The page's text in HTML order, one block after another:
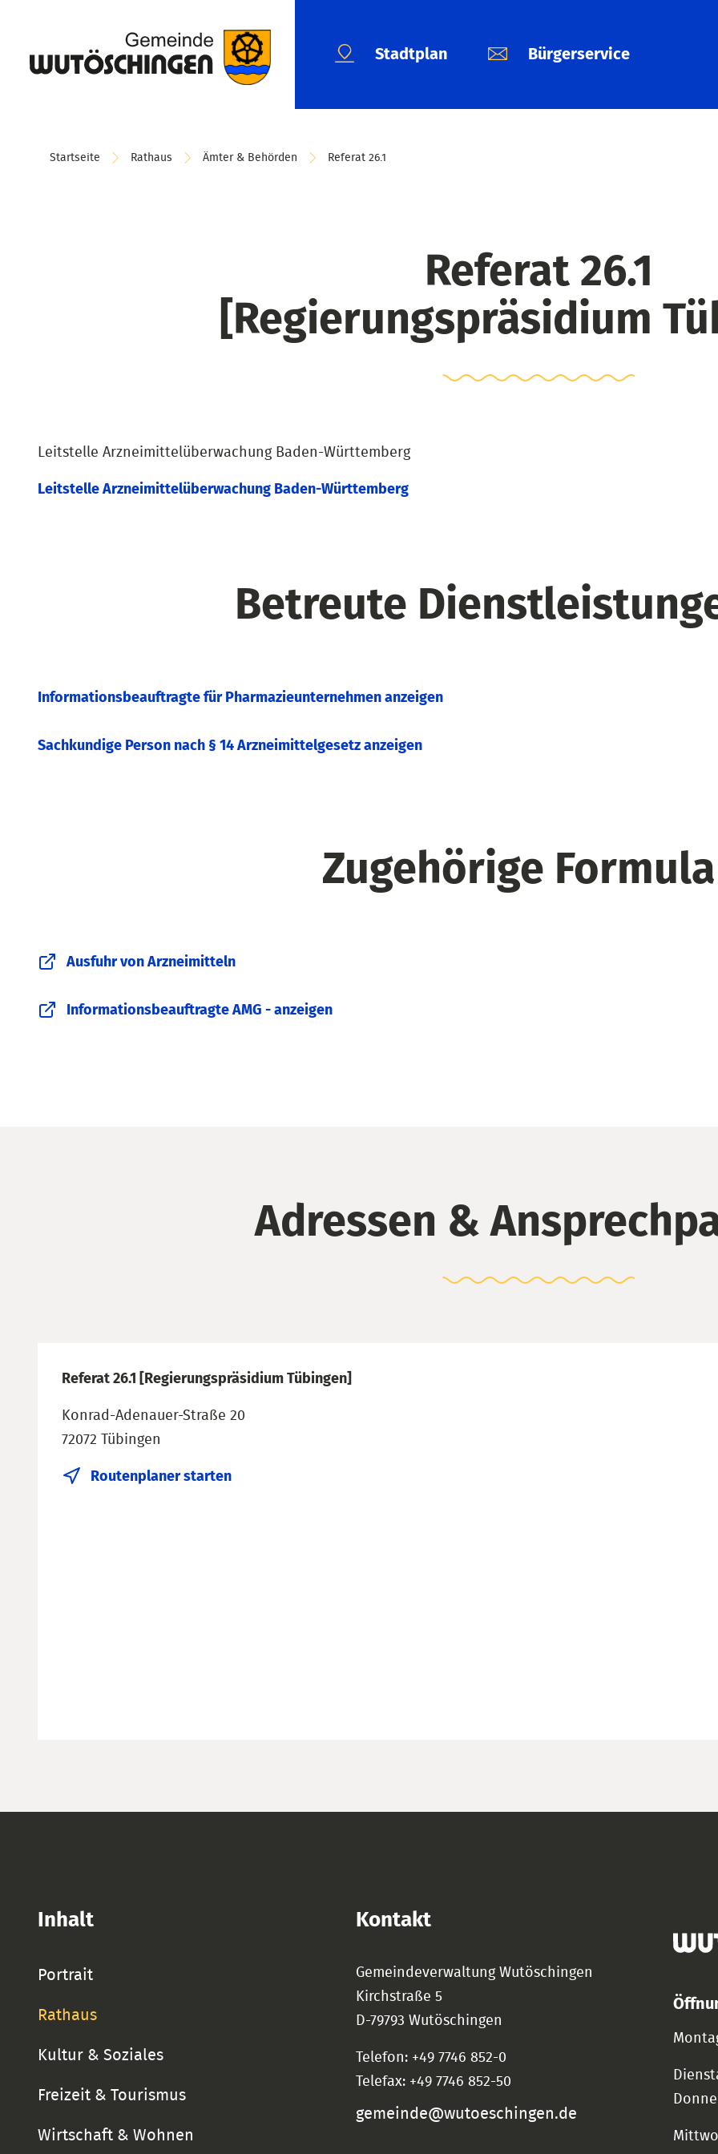
Stadtplan Bürgerservice
Startseite Rathaus Ämter & Behörden Referat 26.1
Referat 26.1
[Regierungspräsidium
Leitstelle Arzneimittelüberwachung Baden-Württemberg
Leitstelle Arzneimittelüberwachung Baden-Württemberg
Betreute
Informationsbeauftragte für Pharmazieunternehmen anzeigen
Sachkundige Person nach § 14 Arzneimittelgesetz anzeigen
Zugehörige
Ausfuhr von Arzneimitteln
Informationsbeauftragte AMG - anzeigen
Adressen &
Referat 26.1 [Regierungspräsidium Tübingen]
Konrad-Adenauer-Straße 20
72072 Tübingen
Routenplaner starten
Inhalt
Portrait
Rathaus
Kultur & Soziales
Freizeit & Tourismus
Wirtschaft & Wohnen
Kontakt
Gemeindeverwaltung Wutöschingen
Kirchstraße 5
D-79793 Wutöschingen
Telefon: +49 7746 852-0
Telefax: +49 7746 852-50
gemeinde@wutoeschingen.de